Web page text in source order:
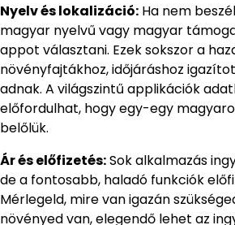
Nyelv és lokalizáció: Ha nem
magyar nyelvű vagy magyar
appot választani. Ezek sokszor a
növényfajtákhoz, időjáráshoz
adnak. A világszintű applikációk
előfordulhat, hogy egy-egy
belőlük.
Ár és előfizetés:Sok alkalmazás
de a fontosabb, haladó funkciók
Mérlegeld, mire van igazán
növényed van, elegendő lehet az